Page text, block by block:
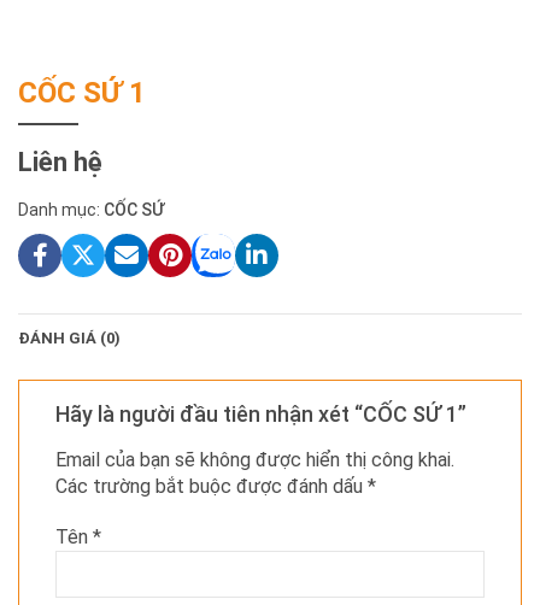
CỐC SỨ 1
Liên hệ
Danh mục: CỐC SỨ
ĐÁNH GIÁ (0)
Hãy là người đầu tiên nhận xét “CỐC SỨ 1”
Email của bạn sẽ không được hiển thị công khai.
Các trường bắt buộc được đánh dấu *
Tên *